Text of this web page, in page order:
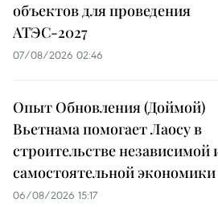
объектов для проведения
АТЭС-2027
07/08/2026 02:46
Опыт Обновления (Доймой)
Вьетнама помогает Лаосу в
строительстве независимой
самостоятельной экономики
06/08/2026 15:17